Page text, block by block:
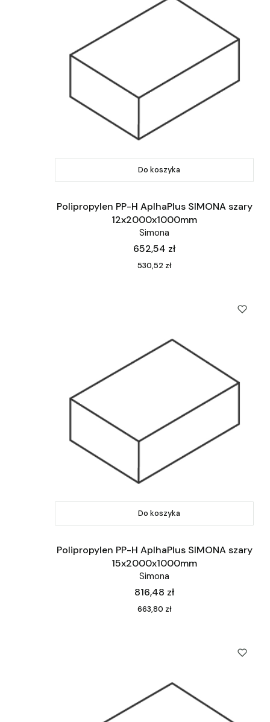
Do koszyka
Polipropylen PP-H AplhaPlus SIMONA szary
12x2000x1000mm
Simona
Cena
652,54 zł
Cena
530,52 zł
Do koszyka
Polipropylen PP-H AplhaPlus SIMONA szary
15x2000x1000mm
Simona
Cena
816,48 zł
Cena
663,80 zł